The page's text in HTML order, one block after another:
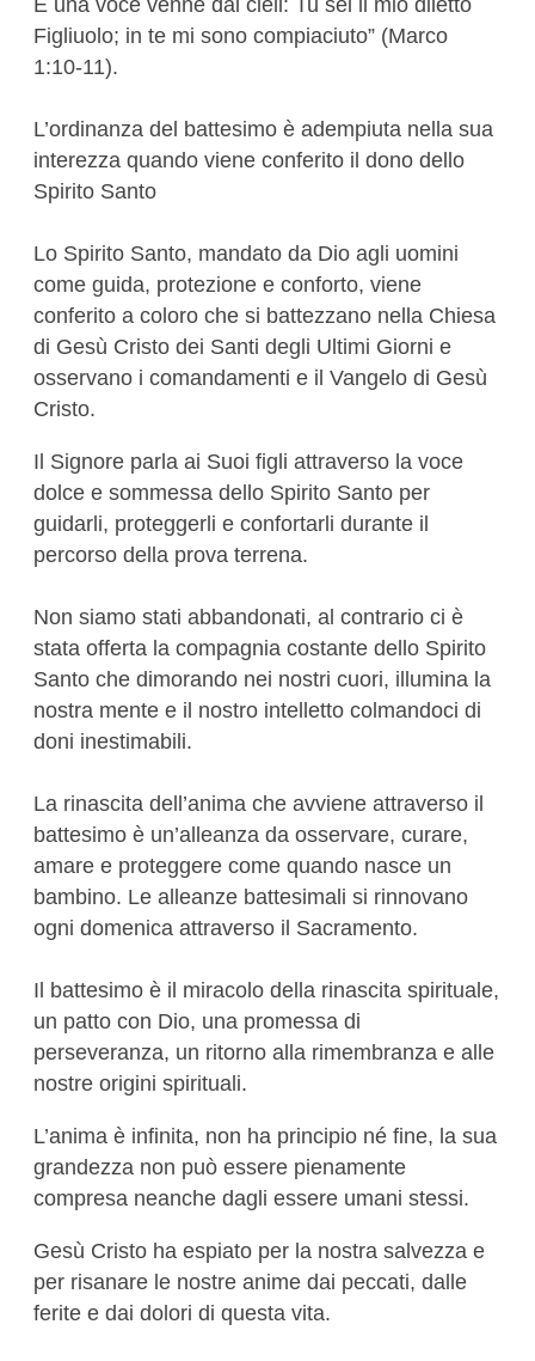
Figliuolo; in te mi sono compiaciuto” (Marco
1:10-11).
L’ordinanza del battesimo è adempiuta nella sua
interezza quando viene conferito il dono dello
Spirito Santo
Lo Spirito Santo, mandato da Dio agli uomini
come guida, protezione e conforto, viene
conferito a coloro che si battezzano nella Chiesa
di Gesù Cristo dei Santi degli Ultimi Giorni e
osservano i comandamenti e il Vangelo di Gesù
Cristo.
Il Signore parla ai Suoi figli attraverso la voce
dolce e sommessa dello Spirito Santo per
guidarli, proteggerli e confortarli durante il
percorso della prova terrena.
Non siamo stati abbandonati, al contrario ci è
stata offerta la compagnia costante dello Spirito
Santo che dimorando nei nostri cuori, illumina la
nostra mente e il nostro intelletto colmandoci di
doni inestimabili.
La rinascita dell’anima che avviene attraverso il
battesimo è un’alleanza da osservare, curare,
amare e proteggere come quando nasce un
bambino. Le alleanze battesimali si rinnovano
ogni domenica attraverso il Sacramento.
Il battesimo è il miracolo della rinascita spirituale,
un patto con Dio, una promessa di
perseveranza, un ritorno alla rimembranza e alle
nostre origini spirituali.
L’anima è infinita, non ha principio né fine, la sua
grandezza non può essere pienamente
compresa neanche dagli essere umani stessi.
Gesù Cristo ha espiato per la nostra salvezza e
per risanare le nostre anime dai peccati, dalle
ferite e dai dolori di questa vita.